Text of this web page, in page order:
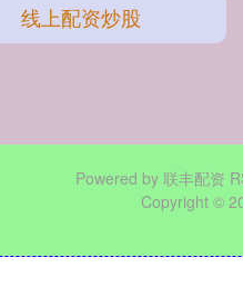
线上配资炒股
Powered by 联丰配资
Copyright ©